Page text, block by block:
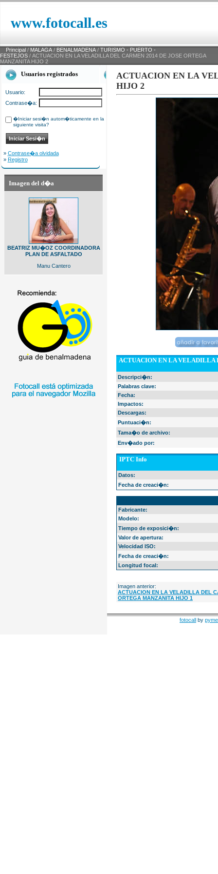
www.fotocall.es
Principal / MALAGA / BENALMADENA / TURISMO - PUERTO -
FESTEJOS / ACTUACION EN LA VELADILLA DEL CARMEN 2014 DE JOSE ORTEGA
MANZANITA HIJO 2
Usuarios registrados
Usuario:
Contrase�a:
�Iniciar sesi�n autom�ticamente en la
siguiente visita?
» Contrase�a olvidada
» Registro
Imagen del d�a
BEATRIZ MU�OZ COORDINADORA
PLAN DE ASFALTADO
Manu Cantero
ACTUACION EN LA
HIJO 2
ACTUACION EN LA VELADILLA
Descripci�n:
Palabras clave:
Fecha:
Impactos:
Descargas:
Puntuaci�n:
Tama�o de archivo:
Env�ado por:
IPTC Info
Datos:
Fecha de creaci�n:
Fabricante:
Modelo:
Tiempo de exposici�n:
Valor de apertura:
Velocidad ISO:
Fecha de creaci�n:
Longitud focal:
Imagen anterior:
ACTUACION EN LA VELADILLA DEL
ORTEGA MANZANITA HIJO 1
fotocall by